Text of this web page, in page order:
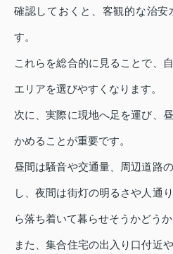
確認しておくと、客観的な治安
す。
これらを総合的に見ることで、
エリアを選びやすくなります。
次に、実際に現地へ足を運び、
かめることが重要です。
昼間は騒音や交通量、周辺道路
し、夜間は街灯の明るさや人通
ら落ち着いて暮らせそうかどうか
また、集合住宅の出入り口付近